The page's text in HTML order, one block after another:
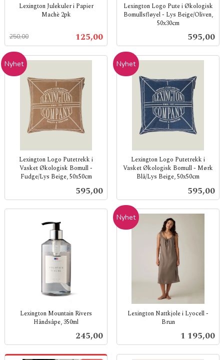
Lexington Julekuler i Papier
Machè 2pk
Tilbud
125,00
250,00
Lexington Logo Pute i Økologisk
Bomullsfløyel - Lys Beige/Oliven,
50x30cm
Pris
595,00
Lexington Logo Putetrekk i
Vasket Økologisk Bomull -
Fudge/Lys Beige, 50x50cm
Pris
595,00
Nyhet
Lexington Logo Putetrekk i
Vasket Økologisk Bomull - Mørk
Blå/Lys Beige, 50x50cm
Pris
595,00
Nyhet
Lexington Mountain Rivers
Håndsåpe, 350ml
Pris
245,00
Lexington Nattkjole i Lyocell -
Brun
Pris
1 195,00
Nyhet